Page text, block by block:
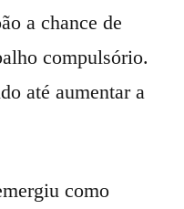
a chance de
compulsório.
até aumentar a
como